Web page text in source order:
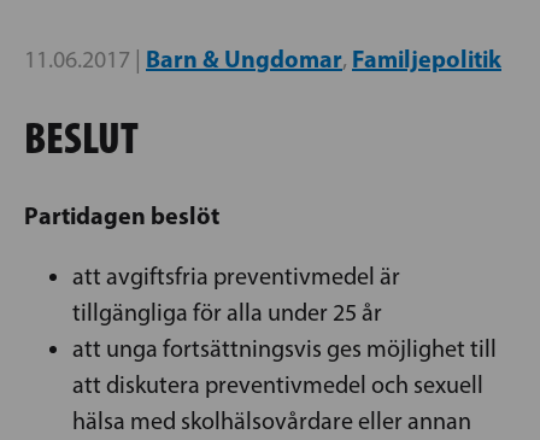
11.06.2017 | Barn & Ungdomar, Familjepolitik
BESLUT
Partidagen beslöt
att avgiftsfria preventivmedel är
tillgängliga för alla under 25 år
att unga fortsättningsvis ges möjlighet till
att diskutera preventivmedel och sexuell
hälsa med skolhälsovårdare eller annan